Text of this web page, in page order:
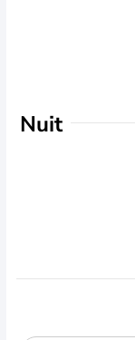
Nuit